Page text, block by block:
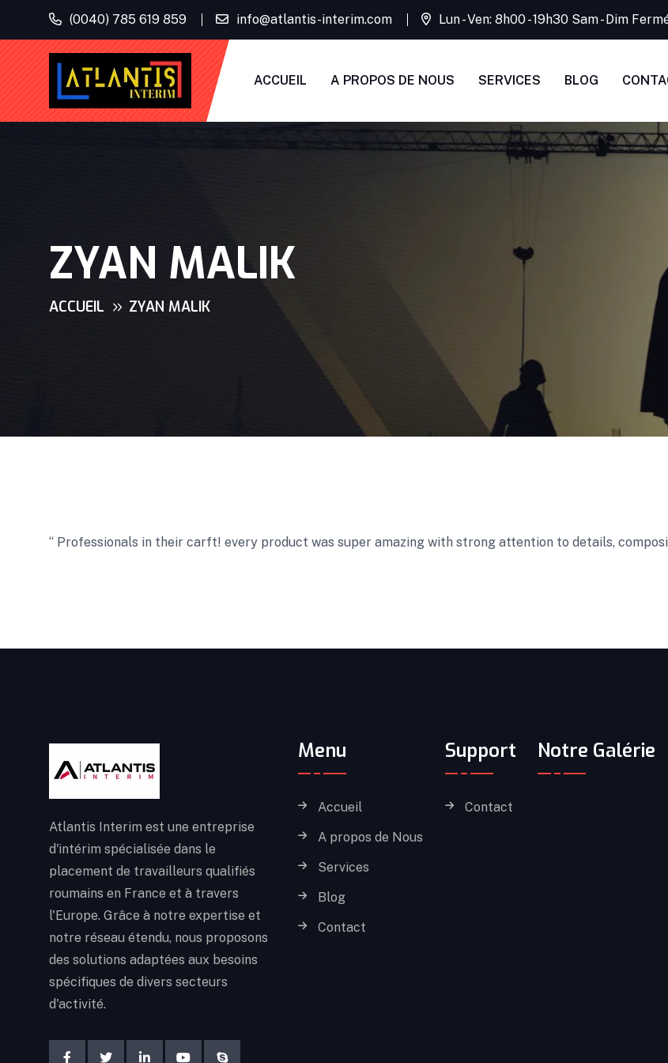
(0040) 785 619 859 info@atlantis-interim.com Lun - Ven: 8h00 - 19h30 Sam - Dim
ACCUEIL A PROPOS DE NOUS SERVICES BLOG
ZYAN MALIK
ACCUEIL ZYAN MALIK
‘‘ Professionals in their carft! every product was super amazing with strong attention to details,
Atlantis Interim est une entreprise
d'intérim spécialisée dans le
placement de travailleurs qualifiés
roumains en France et à travers
l'Europe. Grâce à notre expertise et
notre réseau étendu, nous proposons
des solutions adaptées aux besoins
spécifiques de divers secteurs
d'activité.
Menu
Accueil
A propos de Nous
Services
Blog
Contact
Support
Contact
Notre Galérie